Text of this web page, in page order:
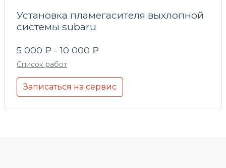
Установка пламегасителя выхлопной
системы subaru
5 000 ₽ - 10 000 ₽
Список работ
Записаться на сервис